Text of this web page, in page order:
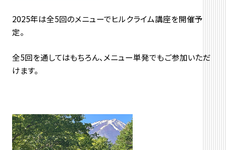
2025年は全5回のメニューでヒルクライム講座を開催予
定。
全5回を通してはもちろん、メニュー単発でもご参加いただ
けます。